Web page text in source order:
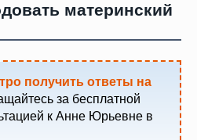
материнский
получить ответы на
за бесплатной
к Анне Юрьевне в